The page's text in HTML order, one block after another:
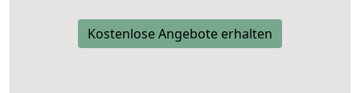
Kostenlose Angebote erhalten